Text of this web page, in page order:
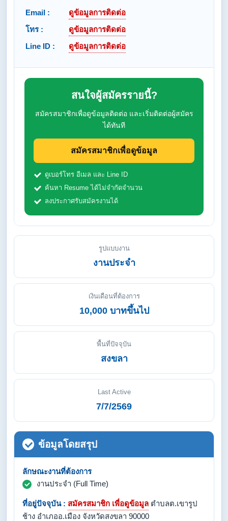
Email :
ดูข้อมูลการติดต่อ
โทร :
ดูข้อมูลการติดต่อ
Line ID :
ดูข้อมูลการติดต่อ
สนใจผู้สมัครรายนี้?
สมัครสมาชิกเพื่อดูข้อมูลติดต่อ และเริ่มติดต่อผู้สมัคร
ได้ทันที
สมัครสมาชิกเพื่อดูข้อมูล
ดูเบอร์โทร อีเมล และ Line ID
ค้นหา Resume ได้ไม่จำกัดจำนวน
ลงประกาศรับสมัครงานได้
รูปแบบงาน
งานประจำ
เงินเดือนที่ต้องการ
10,000 บาทขึ้นไป
พื้นที่ปัจจุบัน
สงขลา
Last Active
7/7/2569
ข้อมูลโดยสรุป
ลักษณะงานที่ต้องการ
งานประจำ (Full Time)
ที่อยู่ปัจจุบัน : สมัครสมาชิก เพื่อดูข้อมูล ตำบลต.เขารูป
ช้าง อำเภออ.เมือง จังหวัดสงขลา 90000